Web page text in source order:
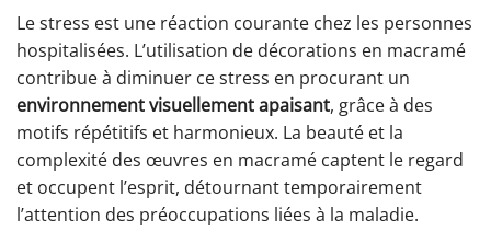
Le stress est une réaction courante chez les personnes
hospitalisées. L’utilisation de décorations en macramé
contribue à diminuer ce stress en procurant un
environnement visuellement apaisant, grâce à des
motifs répétitifs et harmonieux. La beauté et la
complexité des œuvres en macramé captent le regard
et occupent l’esprit, détournant temporairement
l’attention des préoccupations liées à la maladie.